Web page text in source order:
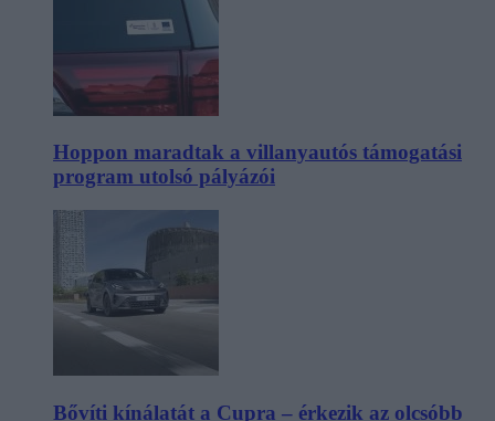
Hoppon maradtak a villanyautós támogatási
program utolsó pályázói
Bővíti kínálatát a Cupra – érkezik az olcsóbb